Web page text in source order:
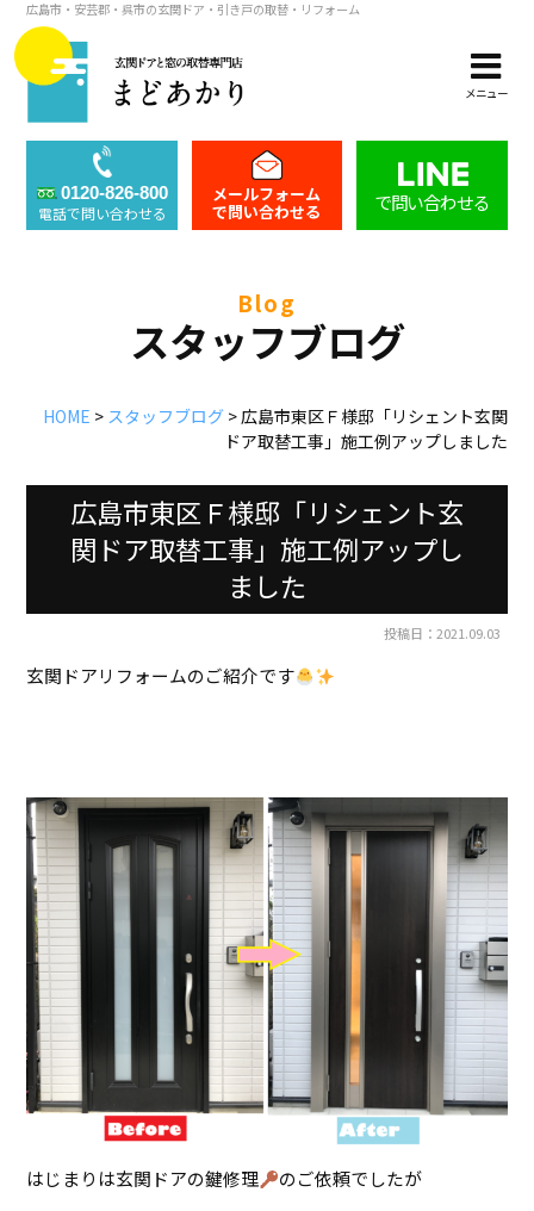
広島市・安芸郡・呉市の玄関ドア・引き戸の取替・リフォーム
メニュー
0120-826-800
電話で問い合わせる
メールフォーム
で問い合わせる で問い合わせる
blog
スタッフブログ
HOME > スタッフブログ> 広島市東区Ｆ様邸「リシェント玄関
ドア取替工事」施工例アップしました
広島市東区Ｆ様邸「リシェント玄
関ドア取替工事」施工例アップし
ました
投稿日：2021.09.03
玄関ドアリフォームのご紹介です
はじまりは玄関ドアの鍵修理
のご依頼でしたが